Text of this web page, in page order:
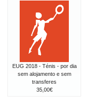
EUG 2018 - Ténis - por dia
sem alojamento e sem
transferes
35,00€